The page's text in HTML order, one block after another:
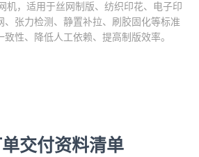
机，适用于丝网制版、纺织印花、电子印
、张力检测、静置补拉、刷胶固化等标准
性、降低人工依赖、提高制版效率。
交付资料清单